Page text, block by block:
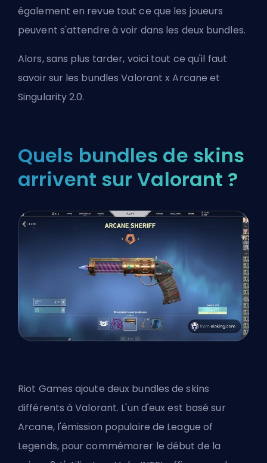
également en revue tout ce que les joueurs
peuvent s'attendre à voir dans les deux bundles.
Alors, sans plus tarder, voici tout ce qu'il faut
savoir sur les bundles Valorant x Arcane et
Singularity 2.0.
Quels bundles de skins
arrivent sur Valorant ?
Riot Games ajoute deux bundles de skins
différents à Valorant. L'un d'eux est basé sur
Arcane, l'émission populaire de League of
Legends, pour commémorer le début de la